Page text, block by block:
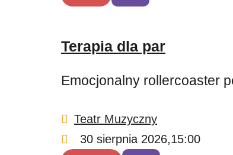
Terapia dla par
Emocjonalny rollercoaster
Teatr Muzyczny
30 sierpnia 2026,15:00